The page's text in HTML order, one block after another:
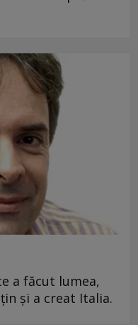
a făcut lumea,
și a creat Italia.